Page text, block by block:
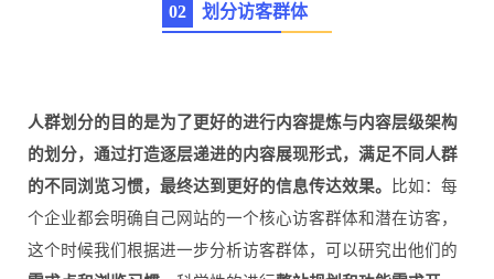
02 划分访客群体
人群划分的目的是为了更好的进行内容提炼与内容层级架构
的划分，通过打造逐层递进的内容展现形式，满足不同人群
的不同浏览习惯，最终达到更好的信息传达效果。
比如：每
个企业都会明确自己网站的一个核心访客群体和潜在访客，
这个时候我们根据进一步分析访客群体，可以研究出他们的